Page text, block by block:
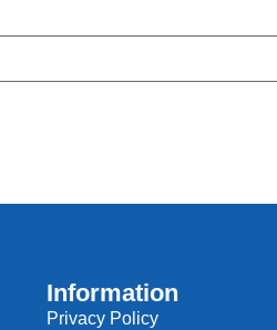
Information
Privacy Policy